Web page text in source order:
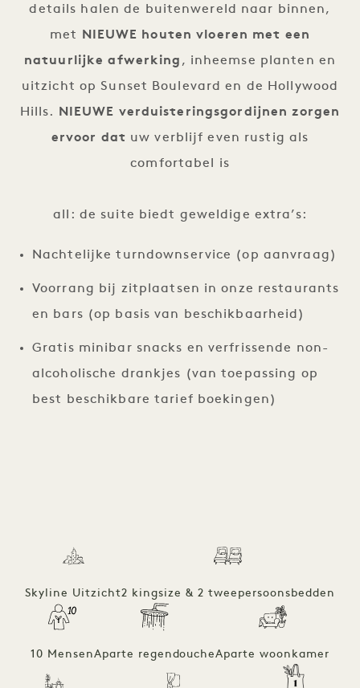
details halen de buitenwereld naar binnen,
met
NIEUWE houten vloeren met een
natuurlijke afwerking , inheemse planten en
uitzicht op Sunset Boulevard en de Hollywood
Hills.
NIEUWE verduisteringsgordijnen zorgen
ervoor dat uw verblijf even rustig als
comfortabel is
all: de suite biedt geweldige extra’s:
Nachtelijke turndownservice (op aanvraag)
Voorrang bij zitplaatsen in onze restaurants
en bars (op basis van beschikbaarheid)
Gratis minibar snacks en verfrissende non-
alcoholische drankjes (van toepassing op
best beschikbare tarief boekingen)
Skyline Uitzicht2 kingsize & 2 tweepersoonsbedden
10 MensenAparte regendoucheAparte woonkamer